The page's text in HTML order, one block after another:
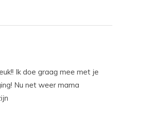
Ik doe graag mee met je
Nu net weer mama